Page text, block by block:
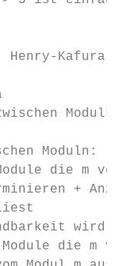
Henry-Kafura
Moduln:
die m
+
wird
die m